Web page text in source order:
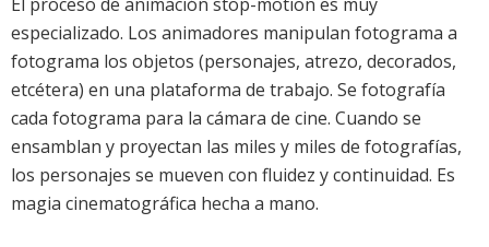
especializado. Los animadores manipulan fotograma a
fotograma los objetos (personajes, atrezo, decorados,
etcétera) en una plataforma de trabajo. Se fotografía
cada fotograma para la cámara de cine. Cuando se
ensamblan y proyectan las miles y miles de fotografías,
los personajes se mueven con fluidez y continuidad. Es
magia cinematográfica hecha a mano.